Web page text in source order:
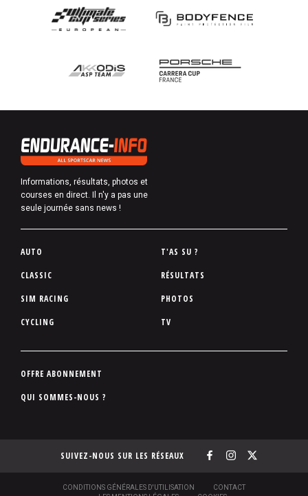
Informations, résultats, photos et
courses en direct. Il n'y a pas une
seule journée sans news !
P
d
d
p
e
AUTO
CLASSIC
SIM RACING
CYCLING
T'AS SU ?
RÉSULTATS
PHOTOS
TV
P
d
p
OFFRE ABONNEMENT
QUI SOMMES-NOUS ?
SUIVEZ-NOUS SUR LES RÉSEAUX
CONDITIONS GÉNÉRALES D'UTILISATION
CONTACT